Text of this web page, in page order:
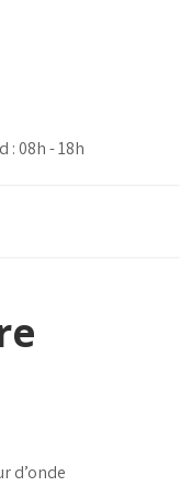
: 08h - 18h
d’onde